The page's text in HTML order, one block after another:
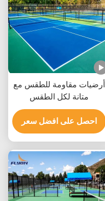
أرضيات مقاومة للطقس مع
متانة لكل الطقس
احصل على افضل سعر